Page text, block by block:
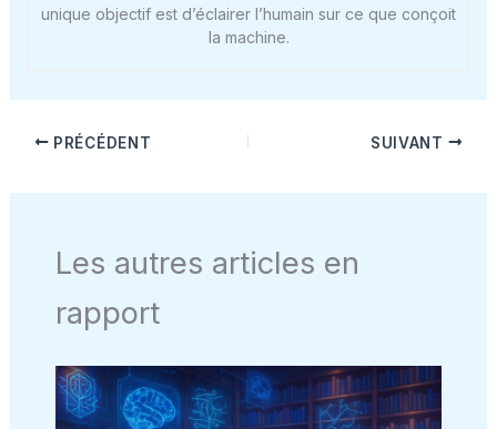
unique objectif est d’éclairer l’humain sur ce que conçoit
la machine.
PRÉCÉDENT SUIVANT
Les autres articles en
rapport